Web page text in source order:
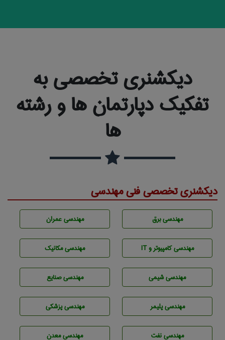
دیکشنری تخصصی به
تفکیک دپارتمان ها و رشته
ها
دیکشنری تخصصی فنی مهندسی
مهندسی برق مهندسی عمران
مهندسی كامپيوتر و IT مهندسی مکانیک
مهندسي شيمی مهندسی صنايع
مهندسی پليمر مهندسی پزشکی
مهندسی نفت مهندسی معدن